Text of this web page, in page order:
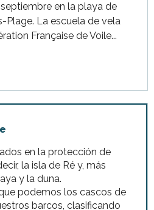
en la playa de
Plage. La escuela de vela
Française de Voile...
en la protección de
la isla de Ré y, más
y la duna.
podemos los cascos de
barcos, clasificando